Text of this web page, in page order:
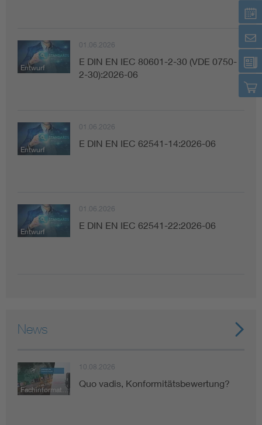
Entwurf
01.06.2026
E DIN EN IEC 80601-2-30 (VDE 0750-
2-30):2026-06
Entwurf
01.06.2026
E DIN EN IEC 62541-14:2026-06
Entwurf
01.06.2026
E DIN EN IEC 62541-22:2026-06
News
Fachinformation
10.08.2026
Quo vadis, Konformitätsbewertung?